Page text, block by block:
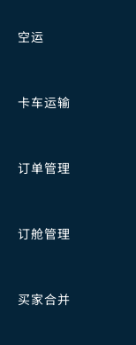
空运
卡车运输
订单管理
订舱管理
买家合并